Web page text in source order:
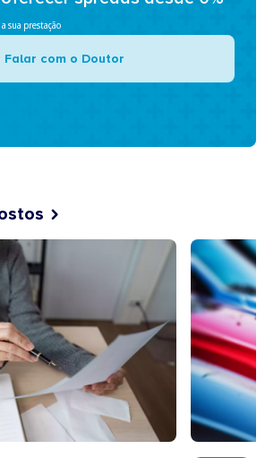
sua prestação
Falar com o Doutor